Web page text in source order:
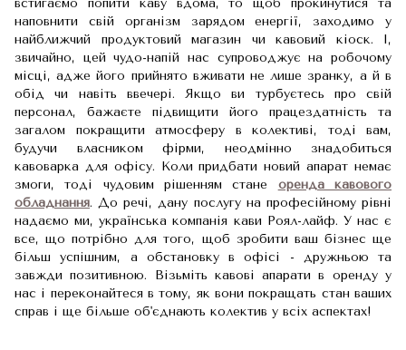
встигаємо попити каву вдома, то щоб прокинутися та
наповнити свій організм зарядом енергії, заходимо у
найближчий продуктовий магазин чи кавовий кіоск. І,
звичайно, цей чудо-напій нас супроводжує на робочому
місці, адже його прийнято вживати не лише зранку, а й в
обід чи навіть ввечері. Якщо ви турбуєтесь про свій
персонал, бажаєте підвищити його працездатність та
загалом покращити атмосферу в колективі, тоді вам,
будучи власником фірми, неодмінно знадобиться
кавоварка для офісу. Коли придбати новий апарат немає
змоги, тоді чудовим рішенням стане оренда кавового
обладнання. До речі, дану послугу на професійному рівні
надаємо ми, українська компанія кави Роял-лайф. У нас є
все, що потрібно для того, щоб зробити ваш бізнес ще
більш успішним, а обстановку в офісі - дружньою та
завжди позитивною. Візьміть кавові апарати в оренду у
нас і переконайтеся в тому, як вони покращать стан ваших
справ і ще більше об'єднають колектив у всіх аспектах!